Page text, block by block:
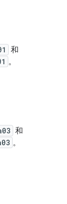
和
。
和
。